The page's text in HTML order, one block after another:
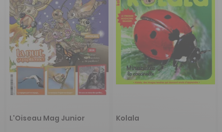
L'Oiseau Mag Junior Kolala